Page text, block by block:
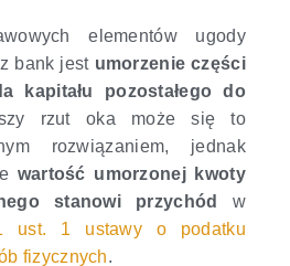
elementów ugody
bank jest umorzenie części
kapitału pozostałego do
rzut oka może się to
rozwiązaniem, jednak
wartość umorzonej kwoty
stanowi przychód
w
ust. 1 ustawy o podatku
fizycznych.